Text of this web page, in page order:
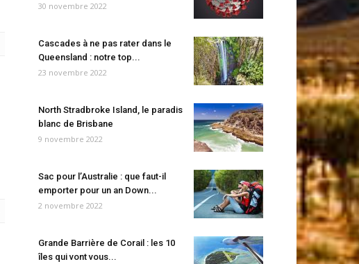
30 novembre 2022
Cascades à ne pas rater dans le
Queensland : notre top...
23 novembre 2022
North Stradbroke Island, le paradis
blanc de Brisbane
9 novembre 2022
Sac pour l’Australie : que faut-il
emporter pour un an Down...
2 novembre 2022
Grande Barrière de Corail : les 10
îles qui vont vous...